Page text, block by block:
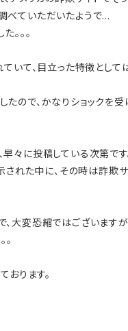
べていただいたようで…
。。。
いて、目立った特徴とし
ので、かなりショックを
々に投稿している次第です
れた中に、その時は詐欺サ
大変恐縮ではございます
おります。